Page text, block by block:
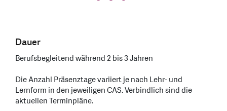
Dauer
Berufsbegleitend während 2 bis 3 Jahren
Die Anzahl Präsenztage variiert je nach Lehr- und
Lernform in den jeweiligen CAS. Verbindlich sind die
aktuellen Terminpläne.